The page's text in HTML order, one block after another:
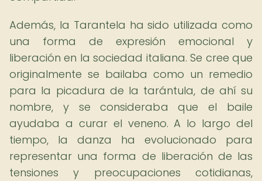
Además, la Tarantela ha sido utilizada como
una forma de expresión emocional y
liberación en la sociedad italiana. Se cree que
originalmente se bailaba como un remedio
para la picadura de la tarántula, de ahí su
nombre, y se consideraba que el baile
ayudaba a curar el veneno. A lo largo del
tiempo, la danza ha evolucionado para
representar una forma de liberación de las
tensiones y preocupaciones cotidianas,